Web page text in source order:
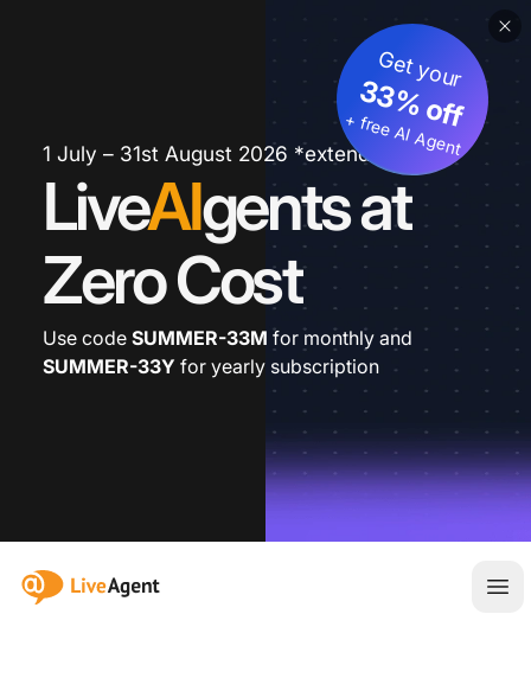
1 July – 31st August 2026 *extended
LiveAIgents at
Zero Cost
Get your
33% off
+ free AI Agent
Use code SUMMER-33M for monthly and
SUMMER-33Y for yearly subscription
:site.title